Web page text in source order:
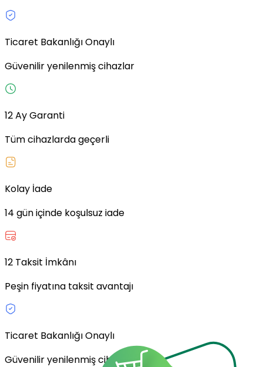
Ticaret Bakanlığı Onaylı
Güvenilir yenilenmiş cihazlar
12 Ay Garanti
Tüm cihazlarda geçerli
Kolay İade
14 gün içinde koşulsuz iade
12 Taksit İmkânı
Peşin fiyatına taksit avantajı
Ticaret Bakanlığı Onaylı
Güvenilir yenilenmiş cihazlar